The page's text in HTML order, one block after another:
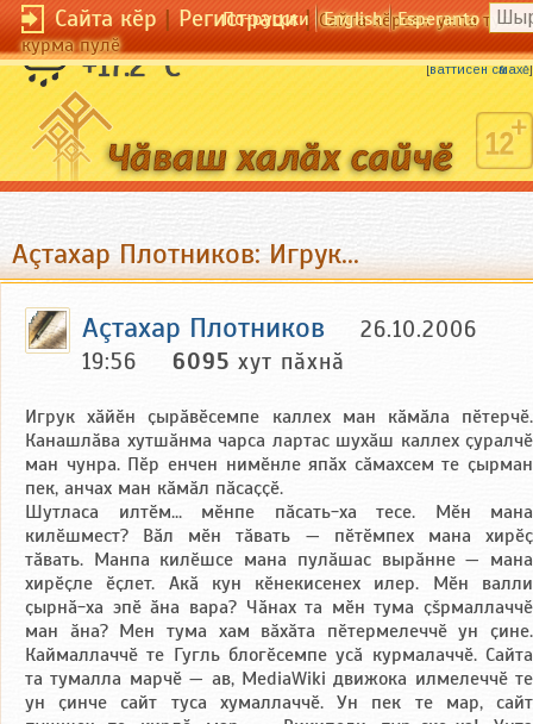
Сайта кӗр|Регистраци|Сайта кӗрсен унпа
курма пулӗ
По-русски English Esperanto
+17.2 °C Кахалшӑн ҫӗр кӗске, ӗҫченшӗн кун кӗске.
[ваттисен сӑмахӗ]
Аçтахар Плотников: Игрук...
Аçтахар Плотников
26.10.2006
19:56
6095 хут пӑхнӑ
Игрук хӑйӗн ҫырӑвӗсемпе каллех ман кӑмӑла пӗтерчӗ.
Канашлӑва хутшӑнма чарса лартас шухӑш каллех ҫуралчӗ
ман чунра. Пӗр енчен нимӗнле япӑх сӑмахсем те ҫырман
пек, анчах ман кӑмӑл пӑсаҫҫӗ.
Шутласа илтӗм... мӗнпе пӑсать-ха тесе. Мӗн мана
килӗшмест? Вӑл мӗн тӑвать — пӗтӗмпех мана хирӗҫ
тӑвать. Манпа килӗшсе мана пулӑшас вырӑнне — мана
хирӗҫле ӗҫлет. Акӑ кун кӗнекисенех илер. Мӗн валли
ҫырнӑ-ха эпӗ ӑна вара? Чӑнах та мӗн тума ҫšрмаллаччӗ
ман ӑна? Мен тума хам вӑхӑта пӗтермелеччӗ ун ҫине.
Каймаллаччӗ те Гугль блогӗсемпе усӑ курмалаччӗ. Сайта
та тумалла марчӗ — ав, MediaWiki движока илмелеччӗ те
ун ҫинче сайт туса хумаллаччӗ. Ун пек те мар, сайт